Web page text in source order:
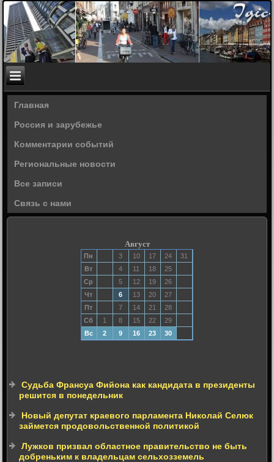
Главная
Россия и зарубежье
Комментарии событий
Региональные новости
Все записи
Связь с нами
Август
Пн 3 10 17 24
31
Вт
4 11 18
25
Ср
5 12 19
26
Чт
6 13 20
27
Пт
7 14 21
28
Сб
1 8 15 22
29
Вс
2 9 16 23 30
Судьба Франсуа Фийона как кандидата в президенты
решится в понедельник
Новый депутат краевого парламента Николай Селюк
займется продовольственной политикой
Лужков призвал областное правительство не быть
добреньким к владельцам сельхозземель